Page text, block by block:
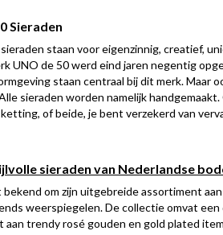
Sieraden
staan voor eigenzinnig, creatief,
UNO de 50 werd eind jaren negentig
staan centraal bij dit merk. Maar
sieraden worden namelijk
of beide, je bent verzekerd van
sieraden van Nederlandse
om zijn uitgebreide assortiment
weerspiegelen. De collectie omvat
aan trendy rosé gouden en gold plated